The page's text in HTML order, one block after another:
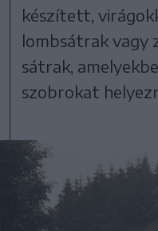
készített,
lombsátrak vagy
sátrak,
szobrokat